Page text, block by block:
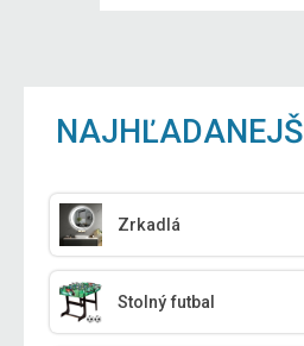
Zrkadlá
Stolný futbal